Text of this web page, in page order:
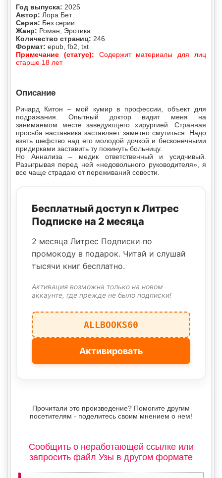
Год выпуска: 2025
Автор: Лора Бет
Серия: Без серии
Жанр: Роман, Эротика
Количество страниц: 246
Формат: epub, fb2, txt
Примечание (статус): Содержит материалы для лиц
старше 18 лет
Описание
Ричард Китон – мой кумир в профессии, объект для
подражания. Опытный доктор видит меня на
занимаемом месте заведующего хирургией. Странная
просьба наставника заставляет заметно смутиться. Надо
взять шефство над его молодой дочкой и бесконечными
придирками заставить ту покинуть больницу.
Но Аннализа – медик ответственный и усидчивый.
Разыгрывая перед ней «недовольного руководителя», я
все чаще страдаю от переживаний совести.
Бесплатный доступ к Литрес
Подписке на 2 месяца
2 месяца Литрес Подписки по
промокоду в подарок. Читай и слушай
тысячи книг бесплатно.
Активация возможна только на новом
аккаунте, где прежде не было подписки!
ALLBOOKS60
Активировать
Прочитали это произведение? Помогите другим
посетителям - поделитесь своим мнением о нем!
Сообщить о неработающей ссылке или
запросить файл Узы в другом формате